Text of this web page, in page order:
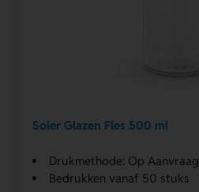
Soler Glazen Fles 500 ml
Drukmethode: Op Aanvraag
Bedrukken vanaf 50 stuks